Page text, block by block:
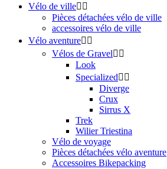
Vélo de ville 
Pièces détachées vélo de ville
accessoires vélo de ville
Vélo aventure 
Vélos de Gravel 
Look
Specialized 
Diverge
Crux
Sirrus X
Trek
Wilier Triestina
Vélo de voyage
Pièces détachées vélo aventure
Accessoires Bikepacking